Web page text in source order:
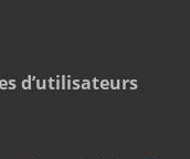
d’utilisateurs